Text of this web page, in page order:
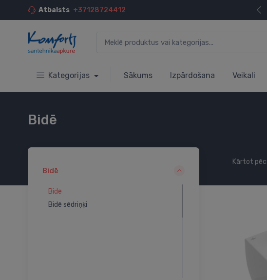
Atbalsts +37128724412
Kategorijas Sākums Izpārdošana Veikali
Bidē
Bidē
Bidē
Bidē sēdriņķi
Kārtot pēc: